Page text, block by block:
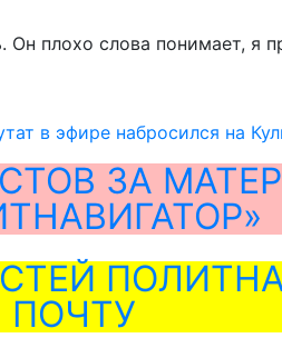
плохо слова понимает, я
в эфире набросился на
ЗА
ПОЧТУ